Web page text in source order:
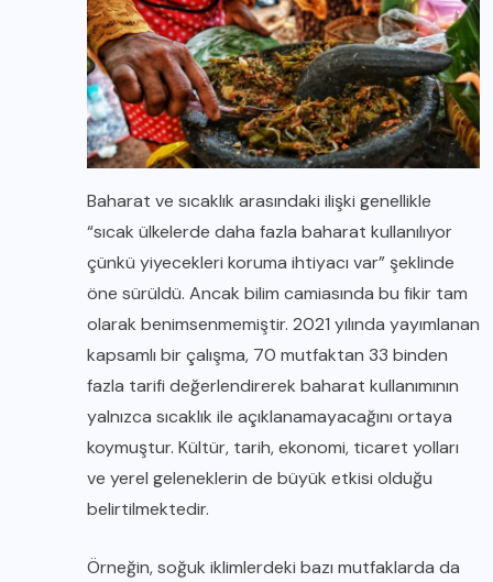
Baharat ve sıcaklık arasındaki ilişki genellikle
“sıcak ülkelerde daha fazla baharat kullanılıyor
çünkü yiyecekleri koruma ihtiyacı var” şeklinde
öne sürüldü. Ancak bilim camiasında bu fikir tam
olarak benimsenmemiştir. 2021 yılında yayımlanan
kapsamlı bir çalışma, 70 mutfaktan 33 binden
fazla tarifi değerlendirerek baharat kullanımının
yalnızca sıcaklık ile açıklanamayacağını ortaya
koymuştur. Kültür, tarih, ekonomi, ticaret yolları
ve yerel geleneklerin de büyük etkisi olduğu
belirtilmektedir.
Örneğin, soğuk iklimlerdeki bazı mutfaklarda da